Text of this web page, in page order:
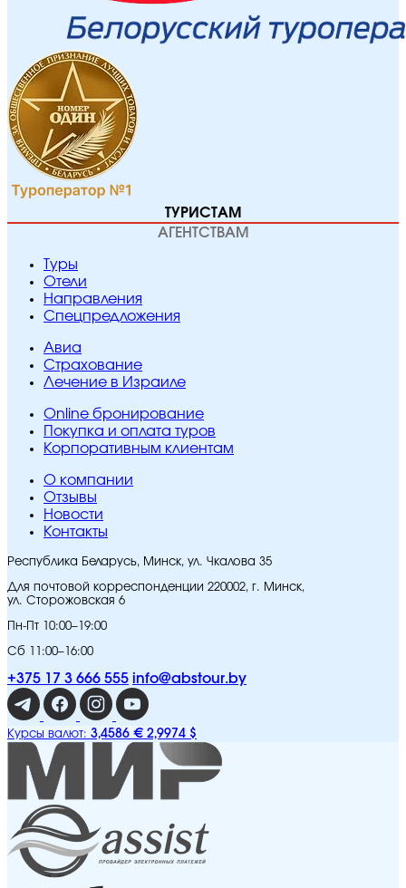
ТУРИСТАМ
АГЕНТСТВАМ
Туры
Отели
Направления
Спецпредложения
Авиа
Страхование
Лечение в Израиле
Online бронирование
Покупка и оплата туров
Корпоративным клиентам
O компании
Отзывы
Новости
Контакты
Республика Беларусь, Минск, ул. Чкалова 35
Для почтовой корреспонденции 220002, г. Минск,
ул. Сторожовская 6
Пн-Пт 10:00–19:00
Сб 11:00–16:00
+375 17 3 666 555 info@abstour.by
Курсы валют: 3,4586 € 2,9974 $